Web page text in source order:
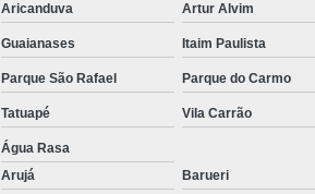
Aricanduva Artur Alvim
Guaianases Itaim Paulista
Parque São Rafael Parque do Carmo
Tatuapé Vila Carrão
Água Rasa
Arujá Barueri